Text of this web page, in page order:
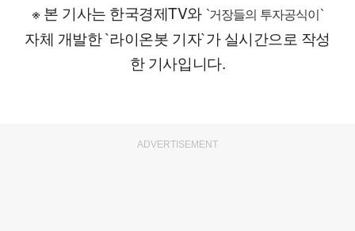
※ 본 기사는 한국경제TV와 `거장들의 투자공식이`
자체 개발한 `라이온봇 기자`가 실시간으로 작성
한 기사입니다.
ADVERTISEMENT